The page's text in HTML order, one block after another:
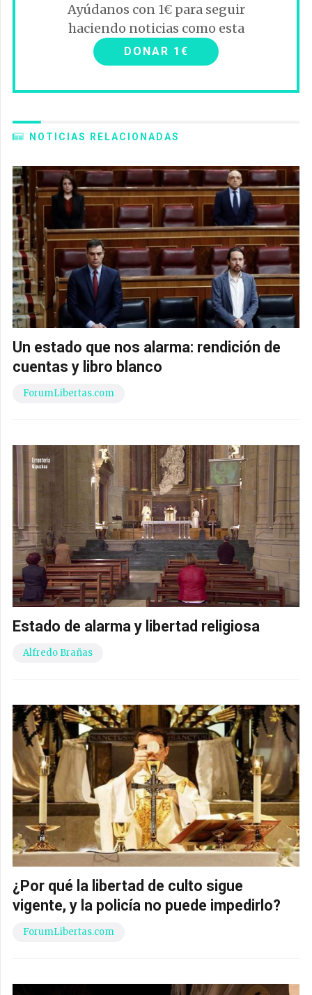
Ayúdanos con 1€ para seguir
haciendo noticias como esta
DONAR 1€
NOTICIAS RELACIONADAS
Un estado que nos alarma: rendición de
cuentas y libro blanco
ForumLibertas.com
Estado de alarma y libertad religiosa
Alfredo Brañas
¿Por qué la libertad de culto sigue
vigente, y la policía no puede impedirlo?
ForumLibertas.com